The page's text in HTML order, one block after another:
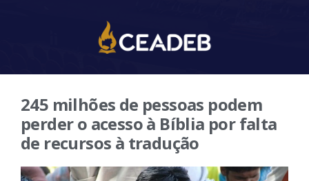
245 milhões de pessoas podem
perder o acesso à Bíblia por falta
de recursos à tradução